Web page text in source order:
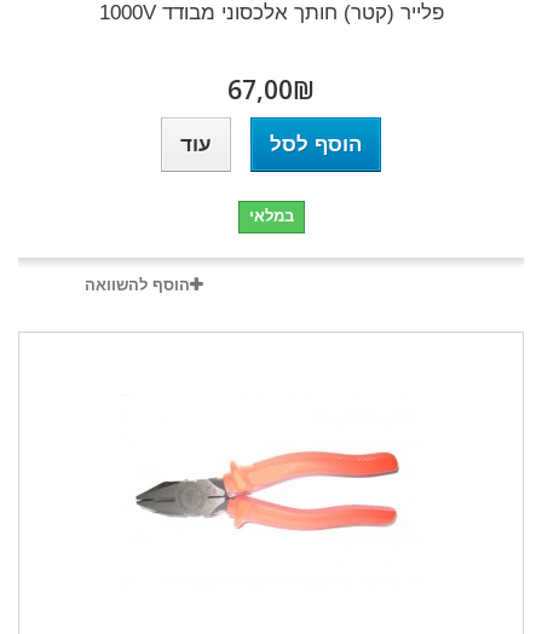
פלייר (קטר) חותך אלכסוני מבודד 1000V
₪‎67,00
הוסף לסל עוד
במלאי
הוסף להשוואה